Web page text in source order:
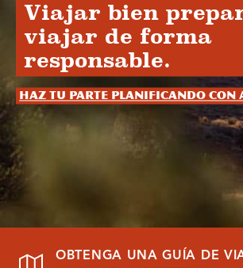
Viajar bien
viajar de forma
responsable.
Haz tu parte planificando con
OBTENGA UNA GUÍA DE